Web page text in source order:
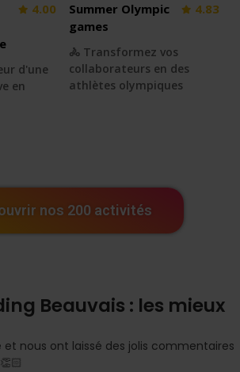
4.00
d'une
en
Summer Olympic
games
4.83
🚴 Transformez vos
collaborateurs en des
athlètes olympiques
nos 200 activités
Beauvais : les mieux
et nous ont laissé des jolis commentaires